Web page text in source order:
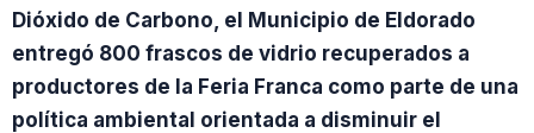
Dióxido de Carbono, el Municipio de Eldorado
entregó 800 frascos de vidrio recuperados a
productores de la Feria Franca como parte de una
política ambiental orientada a disminuir el